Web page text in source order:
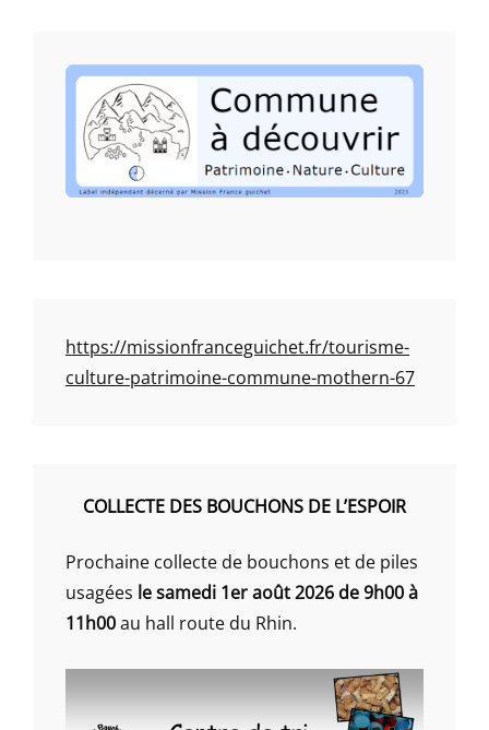
https://missionfranceguichet.fr/tourisme-
culture-patrimoine-commune-mothern-67
COLLECTE DES BOUCHONS DE L’ESPOIR
Prochaine collecte de bouchons et de piles
usagées le samedi 1er août 2026 de 9h00 à
11h00au hall route du Rhin.